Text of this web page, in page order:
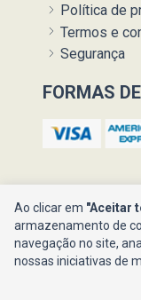
Política de
Termos e
Segurança
FORMAS
Ao clicar em "Aceitar
armazenamento de
navegação no site,
nossas iniciativas de